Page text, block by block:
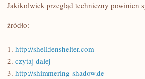
Jakikolwiek przegląd techniczny powinien
źródło:
———————————
1. http://shelldenshelter.com
2. czytaj dalej
3. http://shimmering-shadow.de